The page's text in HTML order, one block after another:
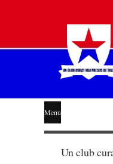
STEAUA
LIBERĂ
Menu
Un club